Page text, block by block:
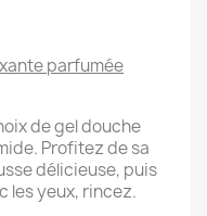
parfumée
de gel douche
Profitez de sa
délicieuse, puis
les yeux, rincez.